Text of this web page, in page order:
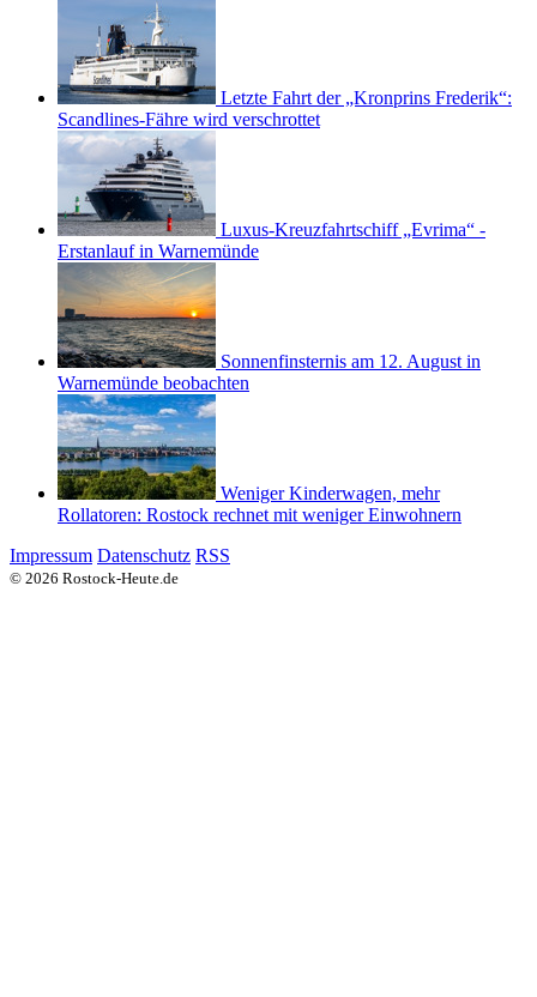
Letzte Fahrt der „Kronprins Frederik“:
Scandlines-Fähre wird verschrottet
Luxus-Kreuzfahrtschiff „Evrima“ -
Erstanlauf in Warnemünde
Sonnenfinsternis am 12. August in
Warnemünde beobachten
Weniger Kinderwagen, mehr
Rollatoren: Rostock rechnet mit weniger Einwohnern
Impressum Datenschutz RSS
© 2026 Rostock-Heute.de